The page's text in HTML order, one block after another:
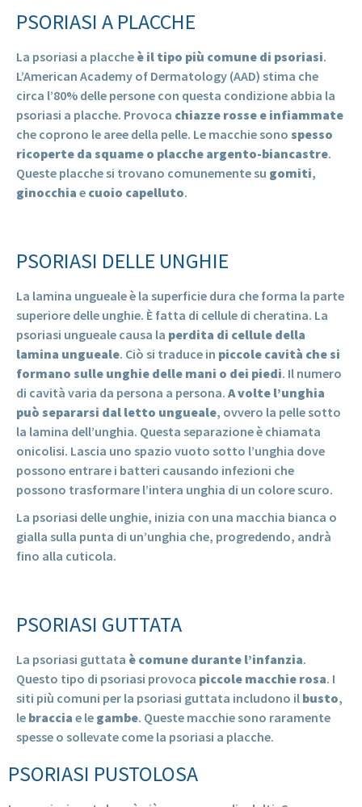
PSORIASI A PLACCHE
La psoriasi a placche è il tipo più comune di psoriasi.
L’American Academy of Dermatology (AAD) stima che
circa l’80% delle persone con questa condizione abbia la
psoriasi a placche. Provoca chiazze rosse e infiammate
che coprono le aree della pelle. Le macchie sono spesso
ricoperte da squame o placche argento-biancastre.
Queste placche si trovano comunemente su gomiti,
ginocchia e cuoio capelluto.
PSORIASI DELLE UNGHIE
La lamina ungueale è la superficie dura che forma la parte
superiore delle unghie. È fatta di cellule di cheratina. La
psoriasi ungueale causa la perdita di cellule della
lamina ungueale. Ciò si traduce in piccole cavità che si
formano sulle unghie delle mani o dei piedi. Il numero
di cavità varia da persona a persona. A volte l’unghia
può separarsi dal letto ungueale, ovvero la pelle sotto
la lamina dell’unghia. Questa separazione è chiamata
onicolisi. Lascia uno spazio vuoto sotto l’unghia dove
possono entrare i batteri causando infezioni che
possono trasformare l’intera unghia di un colore scuro.
La psoriasi delle unghie, inizia con una macchia bianca o
gialla sulla punta di un’unghia che, progredendo, andrà
fino alla cuticola.
PSORIASI GUTTATA
La psoriasi guttata è comune durante l’infanzia.
Questo tipo di psoriasi provoca piccole macchie rosa. I
siti più comuni per la psoriasi guttata includono il busto,
le braccia e le gambe. Queste macchie sono raramente
spesse o sollevate come la psoriasi a placche.
PSORIASI PUSTOLOSA